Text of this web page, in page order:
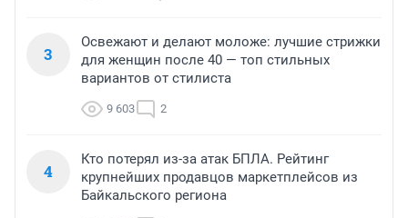
3
Освежают и делают моложе: лучшие стрижки
для женщин после 40 — топ стильных
вариантов от стилиста
9 603 2
4
Кто потерял из-за атак БПЛА. Рейтинг
крупнейших продавцов маркетплейсов из
Байкальского региона